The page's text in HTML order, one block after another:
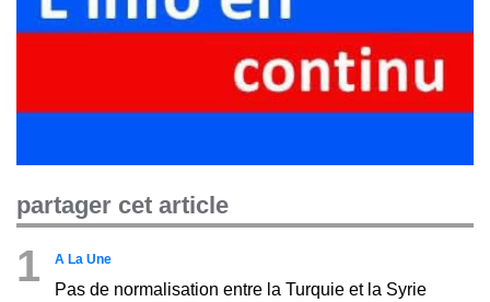
partager cet article
1 A La Une
Pas de normalisation entre la Turquie et la Syrie